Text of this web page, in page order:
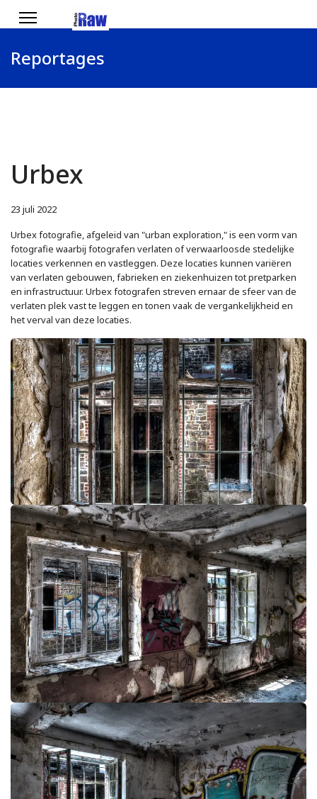
Reportages
Urbex
23 juli 2022
Urbex fotografie, afgeleid van "urban exploration," is een vorm van
fotografie waarbij fotografen verlaten of verwaarloosde stedelijke
locaties verkennen en vastleggen. Deze locaties kunnen variëren
van verlaten gebouwen, fabrieken en ziekenhuizen tot pretparken
en infrastructuur. Urbex fotografen streven ernaar de sfeer van de
verlaten plek vast te leggen en tonen vaak de vergankelijkheid en
het verval van deze locaties.